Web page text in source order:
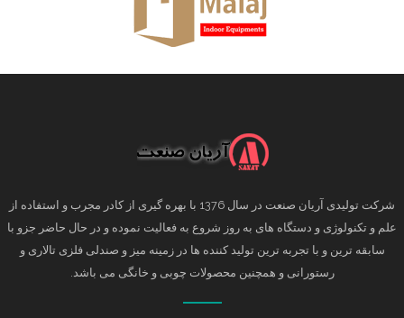
شرکت تولیدی آریان صنعت در سال 1376 با بهره گیری از کادر مجرب و استفاده از
علم و تکنولوژی و دستگاه های به روز شروع به فعالیت نموده و در حال حاضر جزو با
سابقه ترین و با تجربه ترین تولید کننده ها در زمینه میز و صندلی فلزی تالاری و
رستورانی و همچنین محصولات چوبی و خانگی می باشد.